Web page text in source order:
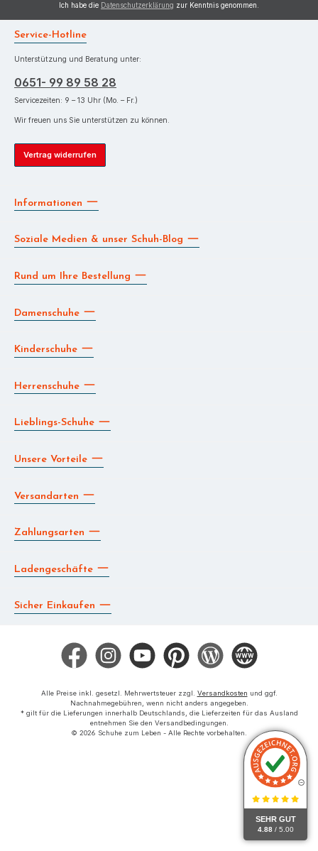
SEHR GUT
4.88 / 5.00
Ich habe die Datenschutzerklärung zur Kenntnis genommen.
Service-Hotline
Unterstützung und Beratung unter:
0651- 99 89 58 28
Servicezeiten: 9 – 13 Uhr (Mo. – Fr.)
Wir freuen uns Sie unterstützen zu können.
Vertrag widerrufen
Informationen
Soziale Medien & unser Schuh-Blog
Rund um Ihre Bestellung
Damenschuhe
Kinderschuhe
Herrenschuhe
Lieblings-Schuhe
Unsere Vorteile
Versandarten
Zahlungsarten
Ladengeschäfte
Sicher Einkaufen
Facebook Instagram YouTube Pinterest Blog Die BERG App
Alle Preise inkl. gesetzl. Mehrwertsteuer zzgl. Versandkosten und ggf.
Nachnahmegebühren, wenn nicht anders angegeben.
* gilt für die Lieferungen innerhalb Deutschlands, die Lieferzeiten für das Ausland
entnehmen Sie den Versandbedingungen.
© 2026 Schuhe zum Leben - Alle Rechte vorbehalten.